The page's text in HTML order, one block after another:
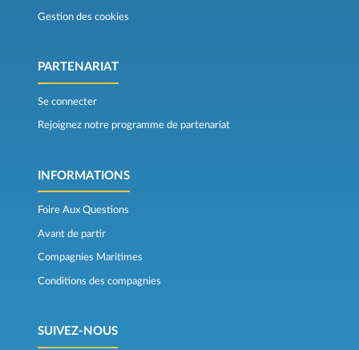
Gestion des cookies
PARTENARIAT
Se connecter
Rejoignez notre programme de partenariat
INFORMATIONS
Foire Aux Questions
Avant de partir
Compagnies Maritimes
Conditions des compagnies
SUIVEZ-NOUS